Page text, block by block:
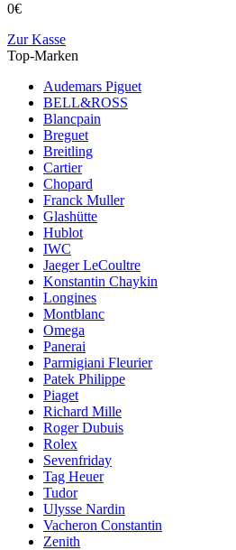
0€
Zur Kasse
Top-Marken
Audemars Piguet
BELL&ROSS
Blancpain
Breguet
Breitling
Cartier
Chopard
Franck Muller
Glashütte
Hublot
IWC
Jaeger LeCoultre
Konstantin Chaykin
Longines
Montblanc
Omega
Panerai
Parmigiani Fleurier
Patek Philippe
Piaget
Richard Mille
Roger Dubuis
Rolex
Sevenfriday
Tag Heuer
Tudor
Ulysse Nardin
Vacheron Constantin
Zenith